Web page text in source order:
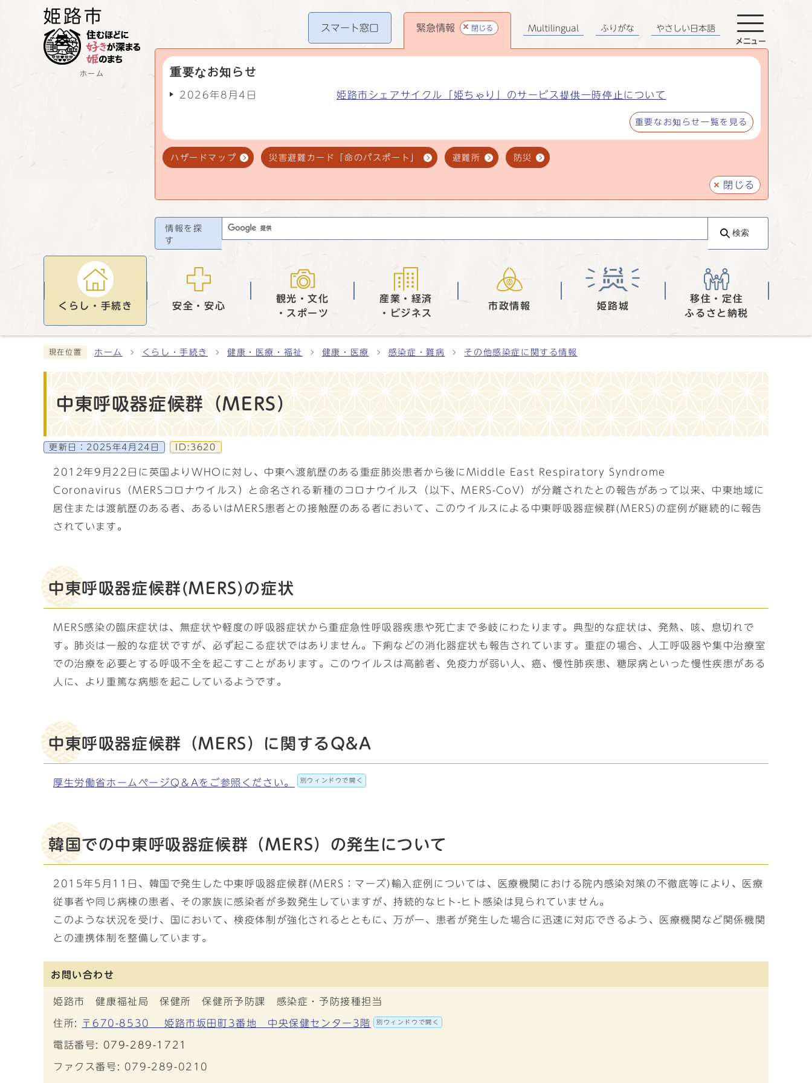
ホーム
スマート窓口 緊急情報 閉じる
重要なお知らせ
2026年8月4日 姫路市シェアサイクル「姫ちゃり」のサービス提供一時停止について
重要なお知らせ一覧を見る
ハザードマップ 災害避難カード「命のパスポート」 避難所 防災
閉じる
Multilingual ふりがな やさしい日本語
メニュー
情報を探
す
検索
くらし・手続き 安全・安心
観光・文化
・スポーツ
産業・経済
・ビジネス
市政情報 姫路城
移住・定住
ふるさと納税
現在位置 ホーム くらし・手続き 健康・医療・福祉 健康・医療 感染症・難病 その他感染症に関する情報
中東呼吸器症候群（MERS）
更新日： 2025年4月24日 ID:3620
2012年9月22日に英国よりWHOに対し、中東へ渡航歴のある重症肺炎患者から後にMiddle East Respiratory Syndrome
Coronavirus（MERSコロナウイルス）と命名される新種のコロナウイルス（以下、MERS-CoV）が分離されたとの報告があって以来、中東地域に
居住または渡航歴のある者、あるいはMERS患者との接触歴のある者において、このウイルスによる中東呼吸器症候群(MERS)の症例が継続的に報告
されています。
中東呼吸器症候群(MERS)の症状
MERS感染の臨床症状は、無症状や軽度の呼吸器症状から重症急性呼吸器疾患や死亡まで多岐にわたります。典型的な症状は、発熱、咳、息切れで
す。肺炎は一般的な症状ですが、必ず起こる症状ではありません。下痢などの消化器症状も報告されています。重症の場合、人工呼吸器や集中治療室
での治療を必要とする呼吸不全を起こすことがあります。このウイルスは高齢者、免疫力が弱い人、癌、慢性肺疾患、糖尿病といった慢性疾患がある
人に、より重篤な病態を起こしているようです。
中東呼吸器症候群（MERS）に関するQ&A
厚生労働省ホームページQ＆Aをご参照ください。 別ウィンドウで開く
韓国での中東呼吸器症候群（MERS）の発生について
2015年5月11日、韓国で発生した中東呼吸器症候群(MERS：マーズ)輸入症例については、医療機関における院内感染対策の不徹底等により、医療
従事者や同じ病棟の患者、その家族に感染者が多数発生していますが、持続的なヒト-ヒト感染は見られていません。
このような状況を受け、国において、検疫体制が強化されるとともに、万が一、患者が発生した場合に迅速に対応できるよう、医療機関など関係機関
との連携体制を整備しています。
お問い合わせ
姫路市 健康福祉局 保健所 保健所予防課 感染症・予防接種担当
住所: 〒670-8530 姫路市坂田町3番地 中央保健センター3階 別ウィンドウで開く
電話番号: 079-289-1721
ファクス番号: 079-289-0210